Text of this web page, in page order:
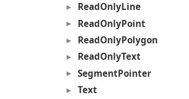
ReadOnlyLine
ReadOnlyPoint
ReadOnlyPolygon
ReadOnlyText
SegmentPointer
Text